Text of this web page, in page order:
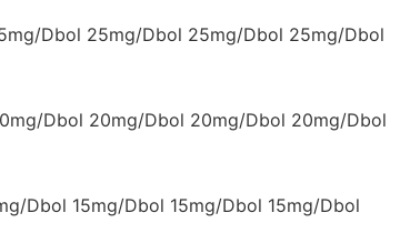
Dbol 25mg/Dbol 25mg/Dbol 25mg/Dbol
Dbol 20mg/Dbol 20mg/Dbol 20mg/Dbol
Dbol 15mg/Dbol 15mg/Dbol 15mg/Dbol